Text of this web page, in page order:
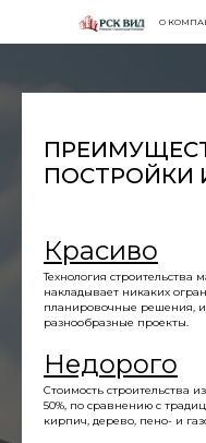
О
ПОСТРОЙКИ
Красиво
Технология строительства
накладывает никаких
планировочные решения, и
разнообразные проекты.
Недорого
Стоимость строительства
50%, по сравнению с
кирпич, дерево, пено- и